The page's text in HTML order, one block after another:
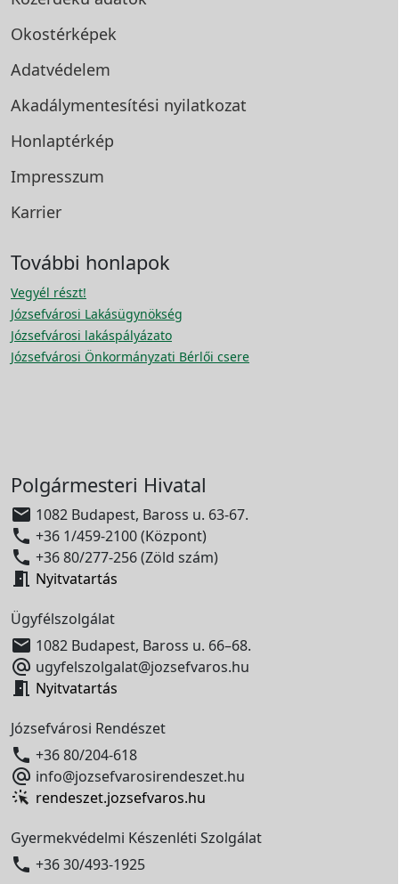
Okostérképek
Adatvédelem
Akadálymentesítési nyilatkozat
Honlaptérkép
Impresszum
Karrier
További honlapok
Vegyél részt!
Józsefvárosi Lakásügynökség
Józsefvárosi lakáspályázato
Józsefvárosi Önkormányzati Bérlői csere
Polgármesteri Hivatal
 1082 Budapest, Baross u. 63-67.
 +36 1/459-2100 (Központ)
 +36 80/277-256 (Zöld szám)
 Nyitvatartás
Ügyfélszolgálat
 1082 Budapest, Baross u. 66–68.
 ugyfelszolgalat@jozsefvaros.hu
 Nyitvatartás
Józsefvárosi Rendészet
 +36 80/204-618
 info@jozsefvarosirendeszet.hu
rendeszet.jozsefvaros.hu
Gyermekvédelmi Készenléti Szolgálat
 +36 30/493-1925